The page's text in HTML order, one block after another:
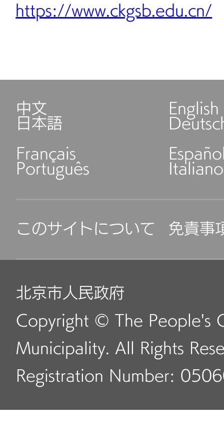
https://www.ckgsb.edu.cn/
中文 English
日本語
Français
Português Italiano
このサイトについて 免責事
北京市人民政府
Copyright © The People's
Municipality. All Rights
Registration Number: